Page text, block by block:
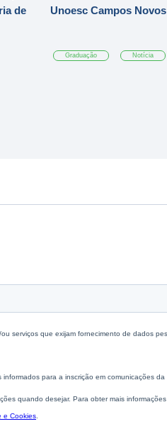
de
Unoesc Campos Novos
Graduação Notícia